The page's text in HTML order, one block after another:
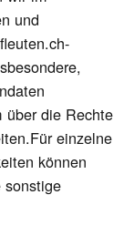
und
über die Rechte
einzelne
können
sonstige